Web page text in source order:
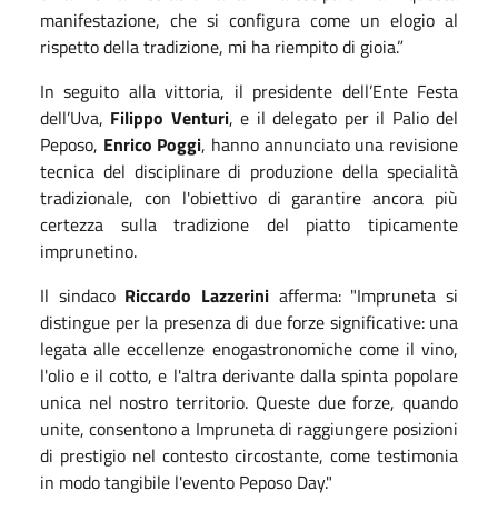
manifestazione, che si configura come un elogio al
rispetto della tradizione, mi ha riempito di gioia.”
In seguito alla vittoria, il presidente dell’Ente Festa
dell’Uva, Filippo Venturi, e il delegato per il Palio del
Peposo, Enrico Poggi, hanno annunciato una revisione
tecnica del disciplinare di produzione della specialità
tradizionale, con l'obiettivo di garantire ancora più
certezza sulla tradizione del piatto tipicamente
imprunetino.
Il sindaco Riccardo Lazzerini afferma: "Impruneta si
distingue per la presenza di due forze significative: una
legata alle eccellenze enogastronomiche come il vino,
l'olio e il cotto, e l'altra derivante dalla spinta popolare
unica nel nostro territorio. Queste due forze, quando
unite, consentono a Impruneta di raggiungere posizioni
di prestigio nel contesto circostante, come testimonia
in modo tangibile l'evento Peposo Day."